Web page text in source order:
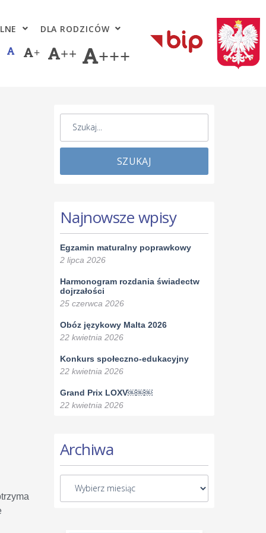
DLA RODZICÓW
+ ++ +++
SZUKAJ
Najnowsze wpisy
Egzamin maturalny poprawkowy
2 lipca 2026
Harmonogram rozdania świadectw
dojrzałości
25 czerwca 2026
Obóz językowy Malta 2026
22 kwietnia 2026
Konkurs społeczno-edukacyjny
22 kwietnia 2026
Grand Prix LOXV￼￼￼
22 kwietnia 2026
Archiwa